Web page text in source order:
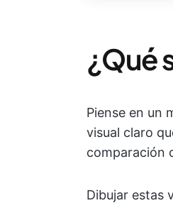
¿Qué
Piense en un
visual claro
comparación
Dibujar estas